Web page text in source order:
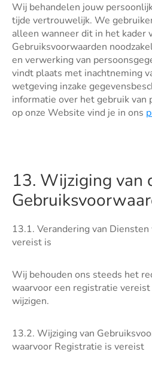
Wij behandelen jouw
tijde vertrouwelijk. We
alleen wanneer dit in het kader
Gebruiksvoorwaarden
en verwerking van
vindt plaats met inachtneming
wetgeving inzake
informatie over het gebruik van
op onze Website vind je in ons
13. Wijziging van
13.1. Verandering van
vereist is
Wij behouden ons steeds het
waarvoor een registratie
wijzigen.
13.2. Wijziging van
waarvoor Registratie is vereist